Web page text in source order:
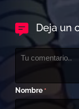
Deja un
Nombre *